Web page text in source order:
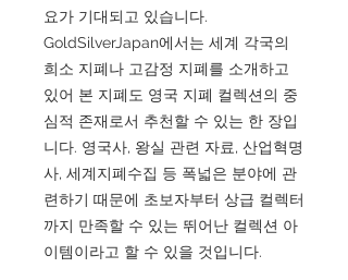
요가 기대되고 있습니다.
GoldSilverJapan에서는 세계 각국의
희소 지폐나 고감정 지폐를 소개하고
있어 본 지폐도 영국 지폐 컬렉션의 중
심적 존재로서 추천할 수 있는 한 장입
니다. 영국사, 왕실 관련 자료, 산업혁명
사, 세계지폐수집 등 폭넓은 분야에 관
련하기 때문에 초보자부터 상급 컬렉터
까지 만족할 수 있는 뛰어난 컬렉션 아
이템이라고 할 수 있을 것입니다.